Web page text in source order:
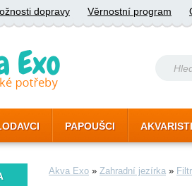
dopravy Věrnostní program
PAPOUŠCI
Akva Exo » Zahradní jezírka »